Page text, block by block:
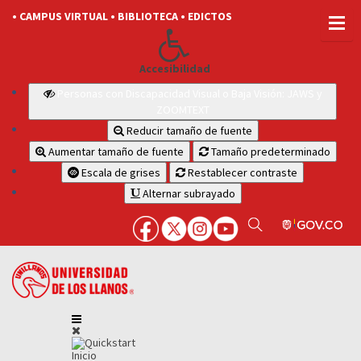
• CAMPUS VIRTUAL • BIBLIOTECA • EDICTOS
Accesibilidad
Reducir tamaño de fuente
Aumentar tamaño de fuente
Tamaño predeterminado
Escala de grises
Restablecer contraste
Alternar subrayado
Inicio